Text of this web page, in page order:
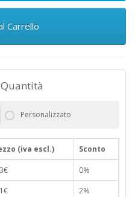
Carrello
Personalizzato
(iva escl.) Sconto
0%
2%